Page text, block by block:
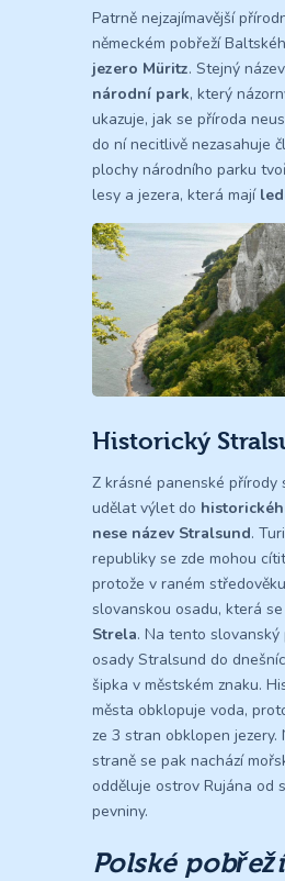
Patrně nejzajímavější
německém pobřeží
jezero Müritz. Stejný
národní park, který
ukazuje, jak se příroda
do ní necitlivě nezasahuje
plochy národního parku
lesy a jezera, která mají
Historický
Z krásné panenské přírody
udělat výlet do
nese název Stralsund.
republiky se zde mohou
protože v raném
slovanskou osadu, která
Strela. Na tento slovanský
osady Stralsund do
šipka v městském znaku.
města obklopuje voda,
ze 3 stran obklopen jezery.
straně se pak nachází
odděluje ostrov Rujána od
pevniny.
Polské pobřeží